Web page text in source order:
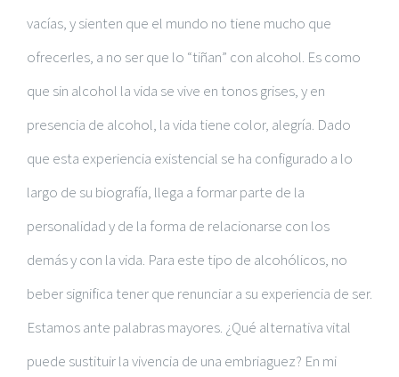
vacías, y sienten que el mundo no tiene mucho que
ofrecerles, a no ser que lo “tiñan” con alcohol. Es como
que sin alcohol la vida se vive en tonos grises, y en
presencia de alcohol, la vida tiene color, alegría. Dado
que esta experiencia existencial se ha configurado a lo
largo de su biografía, llega a formar parte de la
personalidad y de la forma de relacionarse con los
demás y con la vida. Para este tipo de alcohólicos, no
beber significa tener que renunciar a su experiencia de ser.
Estamos ante palabras mayores. ¿Qué alternativa vital
puede sustituir la vivencia de una embriaguez? En mi